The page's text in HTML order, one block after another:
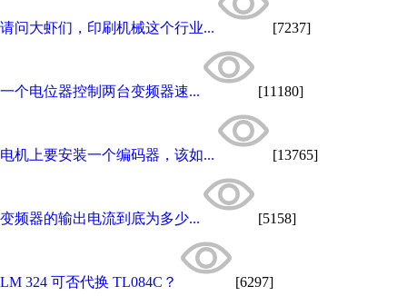
请问大虾们，印刷机械这个行业... [7237]
一个电位器控制两台变频器速... [11180]
电机上要安装一个编码器，该如... [13765]
变频器的输出电流到底为多少... [5158]
LM 324 可否代换 TL084C？ [6297]